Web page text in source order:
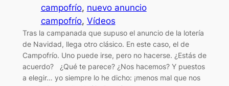
campofrío, nuevo anuncio
campofrío, Vídeos
Tras la campanada que supuso el anuncio de la lotería
de Navidad, llega otro clásico. En este caso, el de
Campofrío. Uno puede irse, pero no hacerse. ¿Estás de
acuerdo? ¿Qué te parece? ¿Nos hacemos? Y puestos
a elegir… yo siempre lo he dicho: ¡menos mal que nos